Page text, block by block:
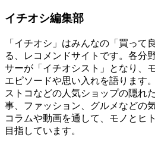
イチオシ編集部
「イチオシ」はみんなの「買って
る、レコメンドサイトです。各分
サーが「イチオシスト」となり、
エピソードや思い入れを語ります
ストコなどの人気ショップの隠れ
事、ファッション、グルメなど
コラムや動画を通して、モノとヒ
目指しています。